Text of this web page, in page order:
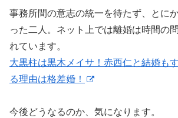
事務所間の意志の統一を待たず、とに
った二人。ネット上では離婚は時間の
れています。
大黒柱は黒木メイサ！赤西仁と結婚も
る理由は格差婚！
今後どうなるのか、気になります。